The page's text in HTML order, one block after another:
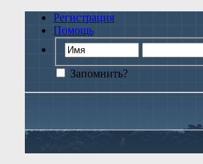
Регистрация
Помощь
Запомнить?